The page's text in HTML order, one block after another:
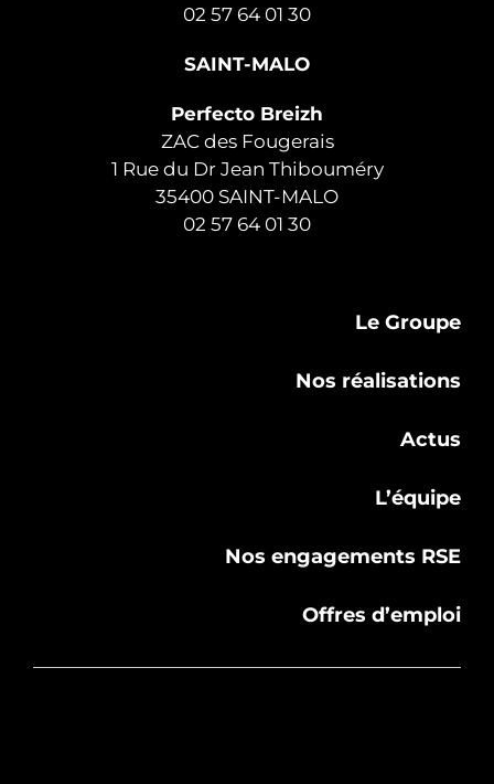
02 57 64 01 30
SAINT-MALO
Perfecto Breizh
ZAC des Fougerais
1 Rue du Dr Jean Thibouméry
35400 SAINT-MALO
02 57 64 01 30
Le Groupe
Nos réalisations
Actus
L’équipe
Nos engagements RSE
Offres d’emploi